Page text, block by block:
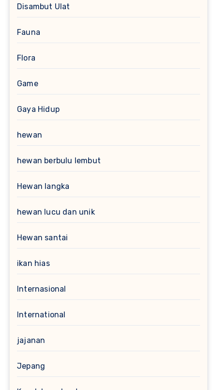
Disambut Ulat
Fauna
Flora
Game
Gaya Hidup
hewan
hewan berbulu lembut
Hewan langka
hewan lucu dan unik
Hewan santai
ikan hias
Internasional
International
jajanan
Jepang